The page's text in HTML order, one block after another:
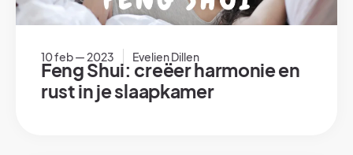
10 feb — 2023 Evelien Dillen
Feng Shui: creëer harmonie en
rust in je slaapkamer